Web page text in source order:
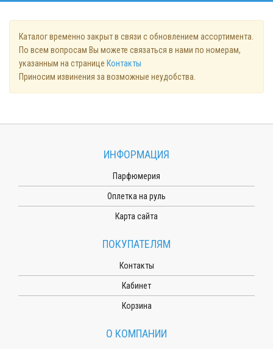
Каталог временно закрыт в связи с обновлением ассортимента.
По всем вопросам Вы можете связаться в нами по номерам,
указанным на странице Контакты
Приносим извинения за возможные неудобства.
ИНФОРМАЦИЯ
Парфюмерия
Оплетка на руль
Карта сайта
ПОКУПАТЕЛЯМ
Контакты
Кабинет
Корзина
О КОМПАНИИ